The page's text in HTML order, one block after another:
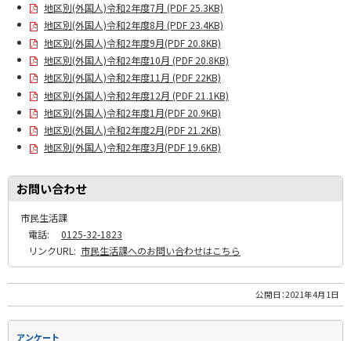
地区別(外国人)令和2年度7月 (PDF 25.3KB)
地区別(外国人)令和2年度8月 (PDF 23.4KB)
地区別(外国人)令和2年度9月(PDF 20.8KB)
地区別(外国人)令和2年度10月 (PDF 20.8KB)
地区別(外国人)令和2年度11月 (PDF 22KB)
地区別(外国人)令和2年度12月 (PDF 21.1KB)
地区別(外国人)令和2年度1月(PDF 20.9KB)
地区別(外国人)令和2年度2月(PDF 21.2KB)
地区別(外国人)令和2年度3月(PDF 19.6KB)
お問い合わせ
市民生活課
電話:
0125-32-1823
リンクURL: 市民生活課へのお問い合わせはこちら
公開日：2021年4月1日
アンケート